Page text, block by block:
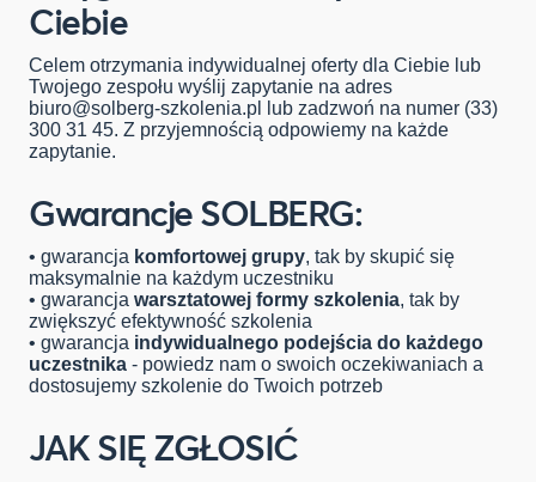
Ciebie
Celem otrzymania indywidualnej oferty dla Ciebie lub
Twojego zespołu wyślij zapytanie na adres
biuro@solberg-szkolenia.pl
lub zadzwoń na numer (33)
300 31 45. Z przyjemnością odpowiemy na każde
zapytanie.
Gwarancje SOLBERG:
• gwarancja komfortowej grupy, tak by skupić się
maksymalnie na każdym uczestniku
• gwarancja warsztatowej formy szkolenia, tak by
zwiększyć efektywność szkolenia
• gwarancja indywidualnego podejścia do każdego
uczestnika - powiedz nam o swoich oczekiwaniach a
dostosujemy szkolenie do Twoich potrzeb
JAK SIĘ ZGŁOSIĆ